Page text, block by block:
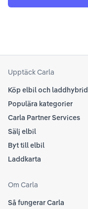
Upptäck Carla
Köp elbil och laddhybrid
Populära kategorier
Carla Partner Services
Sälj elbil
Byt till elbil
Laddkarta
Om Carla
Så fungerar Carla